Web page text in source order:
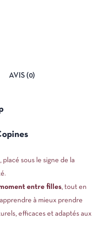
AVIS (0)
sous le signe de la
entre filles, tout en
à mieux prendre
efficaces et adaptés aux